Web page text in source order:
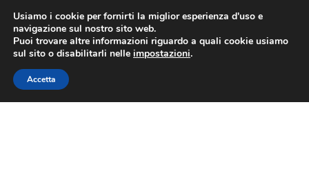
CONSEGNA da 7 EUR
Lun-Ven 9:00 - 16:00/800 580 290
Vai
alla
navigazione
Vai
al
contenuto
Usiamo i cookie per fornirti la miglior esperienza d'uso e
navigazione sul nostro sito web.
Puoi trovare altre informazioni riguardo a quali cookie usiamo
sul sito o disabilitarli nelle impostazioni.
Accetta